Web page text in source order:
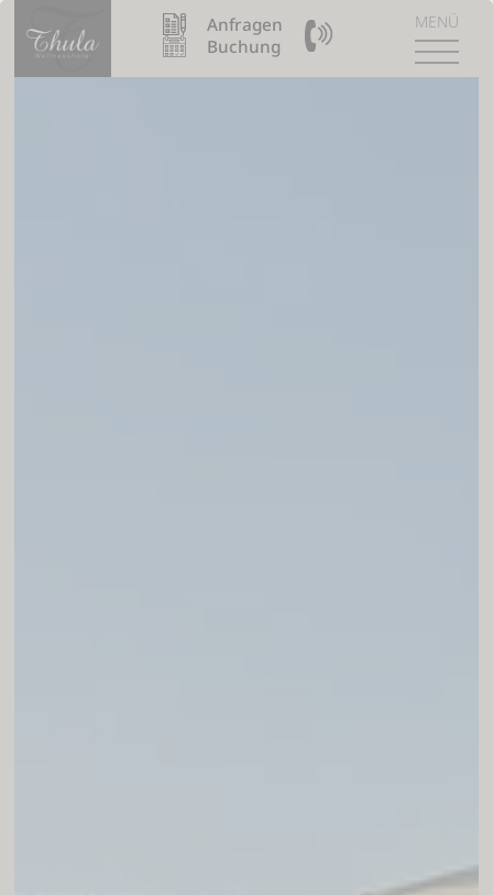
Anfragen
Buchung
09904 / 8110990MENÜ